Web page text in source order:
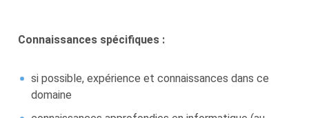
Connaissances spécifiques :
si possible, expérience et connaissances dans ce
domaine